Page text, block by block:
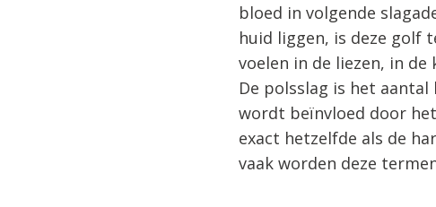
bloed in volgende
huid liggen, is deze golf
voelen in de liezen, in
De polsslag is het
wordt beïnvloed door
exact hetzelfde als de
vaak worden deze